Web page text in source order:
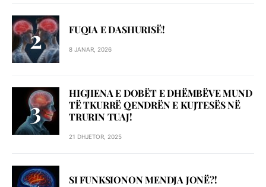
FUQIA E DASHURISË!
8 JANAR, 2026
HIGJIENA E DOBËT E DHËMBËVE MUND
TË TKURRË QENDRËN E KUJTESËS NË
TRURIN TUAJ!
21 DHJETOR, 2025
SI FUNKSIONON MENDJA JONË?!